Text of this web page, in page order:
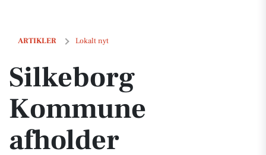
ARTIKLER Lokalt nyt
Silkeborg Kommune afholder konference for at styrke samarbejdet
Silkeborg
Kommune
afholder